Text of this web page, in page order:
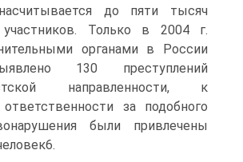
до пяти тысяч
Только в 2004 г.
органами в России
130 преступлений
направленности, к
ответственности за подобного
были привлечены